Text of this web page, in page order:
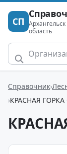
СП
область
Справочник
КРАСНАЯ